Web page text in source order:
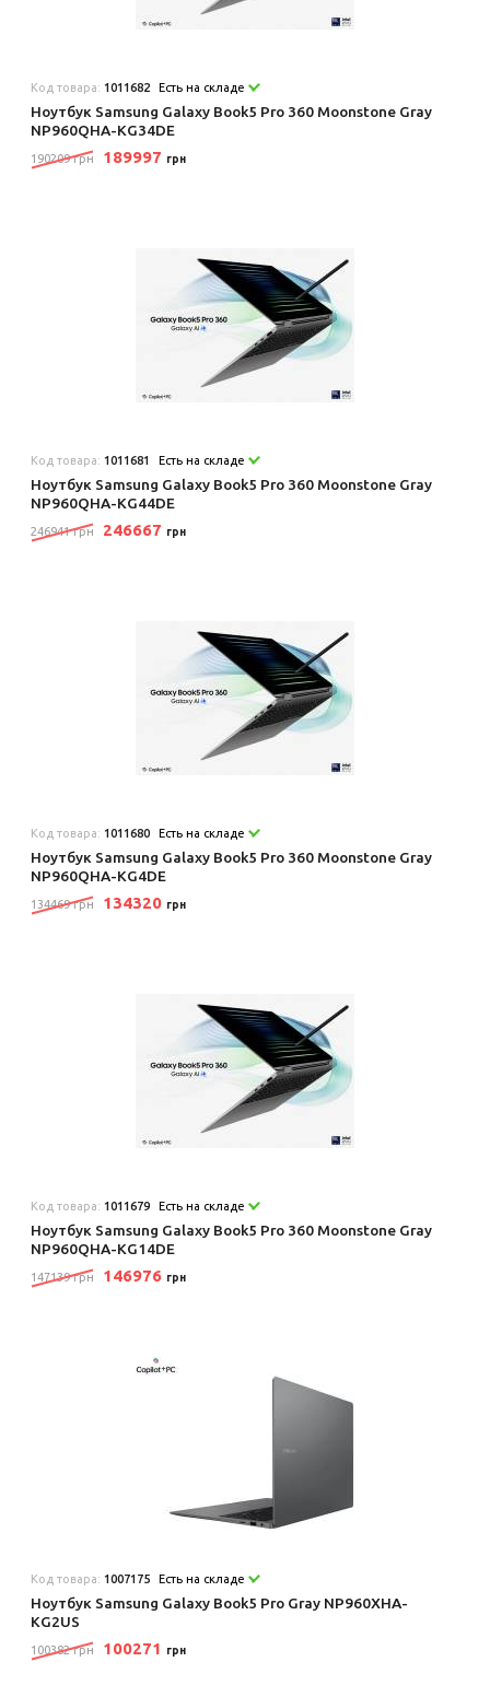
Код товара: 1011682 Есть на складе
Ноутбук Samsung Galaxy Book5 Pro 360 Moonstone Gray
NP960QHA-KG34DE
190209 грн 189997 грн
Код товара: 1011681 Есть на складе
Ноутбук Samsung Galaxy Book5 Pro 360 Moonstone Gray
NP960QHA-KG44DE
246941 грн 246667 грн
Код товара: 1011680 Есть на складе
Ноутбук Samsung Galaxy Book5 Pro 360 Moonstone Gray
NP960QHA-KG4DE
134469 грн 134320 грн
Код товара: 1011679 Есть на складе
Ноутбук Samsung Galaxy Book5 Pro 360 Moonstone Gray
NP960QHA-KG14DE
147139 грн 146976 грн
Код товара: 1007175 Есть на складе
Ноутбук Samsung Galaxy Book5 Pro Gray NP960XHA-
KG2US
100382 грн 100271 грн